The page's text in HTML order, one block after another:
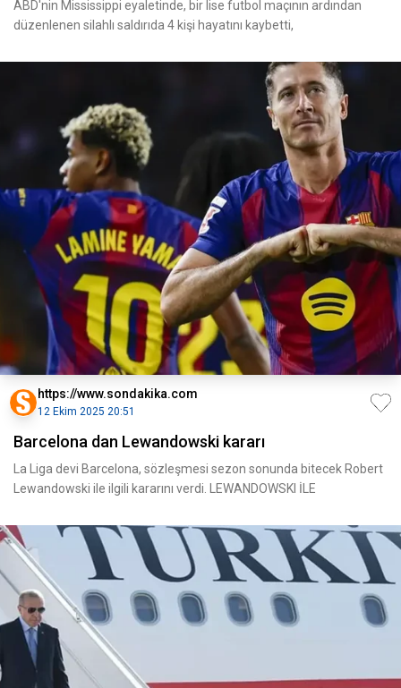
ABD'nin Mississippi eyaletinde, bir lise futbol maçının ardından
düzenlenen silahlı saldırıda 4 kişi hayatını kaybetti,
https://www.sondakika.com
12 Ekim 2025 20:51
Barcelona dan Lewandowski kararı
La Liga devi Barcelona, sözleşmesi sezon sonunda bitecek Robert
Lewandowski ile ilgili kararını verdi. LEWANDOWSKI İLE